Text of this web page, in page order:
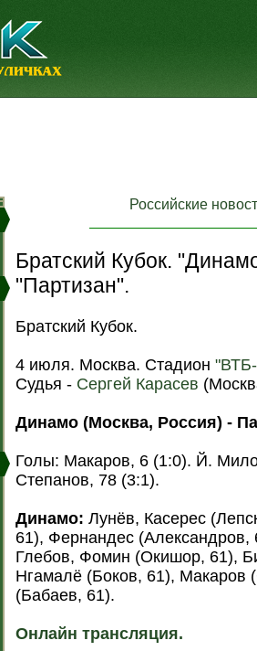
Российские
Братский Кубок.
"Партизан".
Братский Кубок.
4 июля. Москва. Стадион
Судья - Сергей Карасев
Динамо (Москва, Россия) -
Голы: Макаров, 6 (1:0). Й.
Степанов, 78 (3:1).
Динамо: Лунёв, Касерес
61), Фернандес (Александров,
Глебов, Фомин (Окишор, 61),
Нгамалё (Боков, 61), Макаров
(Бабаев, 61).
Онлайн трансляция.